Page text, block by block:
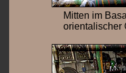
Mitten im
orientalischer